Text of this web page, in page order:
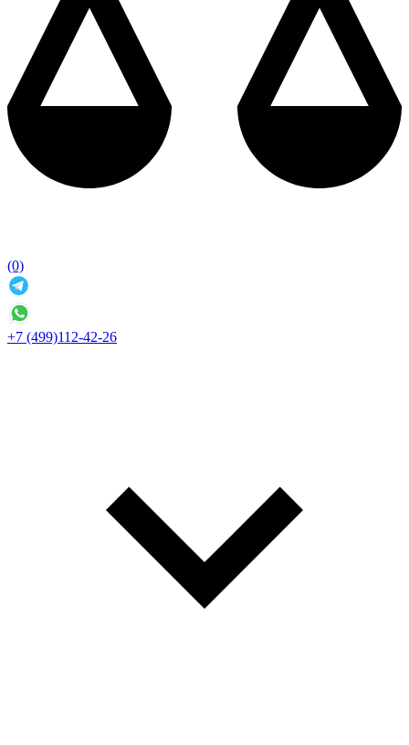
(0)
+7 (499)112-42-26